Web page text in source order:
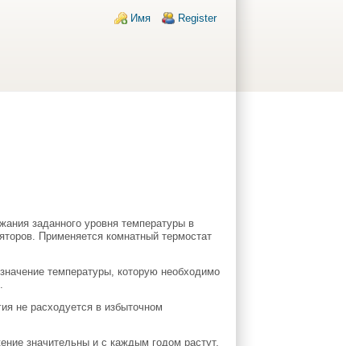
Login links
Имя Register
заданного уровня температуры в
Применяется комнатный термостат
температуры, которую необходимо
не расходуется в избыточном
значительны и с каждым годом растут,